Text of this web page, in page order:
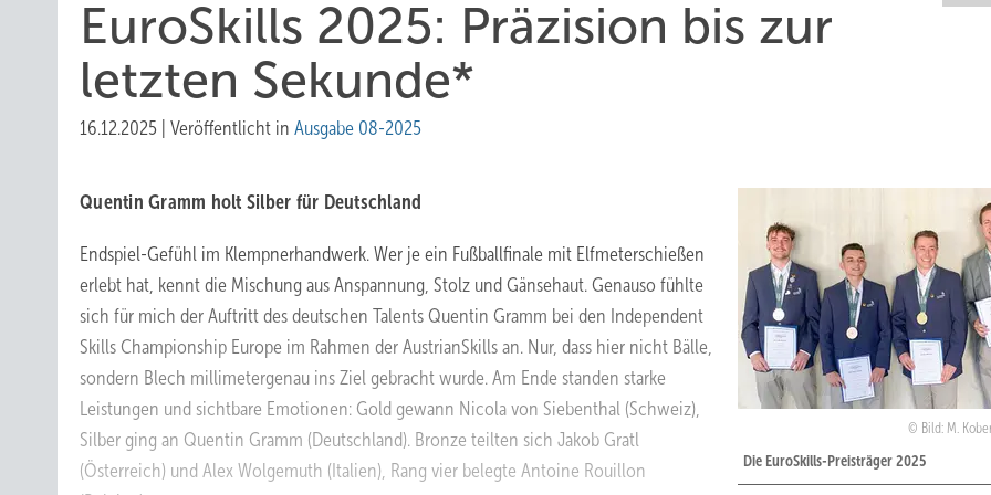
EuroSkills 2025: Präzision bis zur
letzten Sekunde*
16.12.2025 Veröffentlicht in Ausgabe 08-2025
Bild: M.
Die EuroSkills-Preisträger 2025
Quentin Gramm holt Silber für Deutschland
Endspiel-Gefühl im Klempnerhandwerk. Wer je ein Fußballfinale mit Elfmeterschießen
erlebt hat, kennt die Mischung aus Anspannung, Stolz und Gänsehaut. Genauso fühlte
sich für mich der Auftritt des deutschen Talents Quentin Gramm bei den Independent
Skills Championship Europe im Rahmen der AustrianSkills an. Nur, dass hier nicht Bälle,
sondern Blech millimetergenau ins Ziel gebracht wurde. Am Ende standen starke
Leistungen und sichtbare Emotionen: Gold gewann Nicola von Siebenthal (Schweiz),
Silber ging an Quentin Gramm (Deutschland). Bronze teilten sich Jakob Gratl
(Österreich) und Alex Wolgemuth (Italien), Rang vier belegte Antoine Rouillon